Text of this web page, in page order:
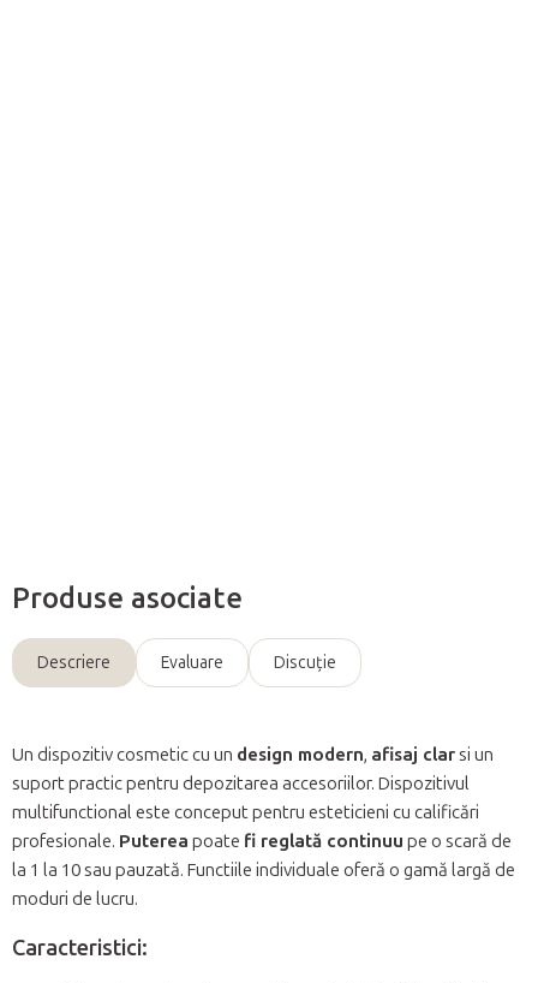
Produse asociate
Descriere Evaluare Discuţie
Un dispozitiv cosmetic cu un design modern, afisaj clarsi un
suport practic pentru depozitarea accesoriilor. Dispozitivul
multifunctional este conceput pentru esteticieni cu calificări
profesionale. Puterea poate fi reglată continuu pe o scară de
la 1 la 10 sau pauzată. Functiile individuale oferă o gamă largă de
moduri de lucru.
Caracteristici: